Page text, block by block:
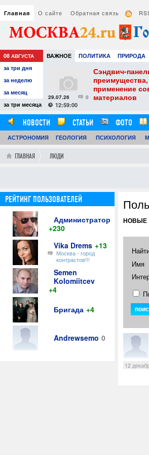
Главная О сайте Обратная связь
08 АВГУСТА ВАЖНОЕ ПОЛИТИКА ПРИРОДА
РАЗВЛЕЧЕНИЯ И ОТДЫХ
за три дня
за неделю
за месяц
за три месяца
советы для
0
29.07.26
12:59:00
Сэндвич-
применение
материалов
НОВОСТИ СТАТЬИ ФОТО
АСТРОНОМИЯ ГЕОЛОГИЯ ПСИХОЛОГИЯ
ГЛАВНАЯ ЛЮДИ
НОВЫЕ
Имя
12
РЕЙТИНГ ПОЛЬЗОВАТЕЛЕЙ
Администратор
+230
Vika Drems +13
Москва - город
контрастов!!!
Semen
Kolomiitcev
+4
Бригада +4
Andrewsemo 0